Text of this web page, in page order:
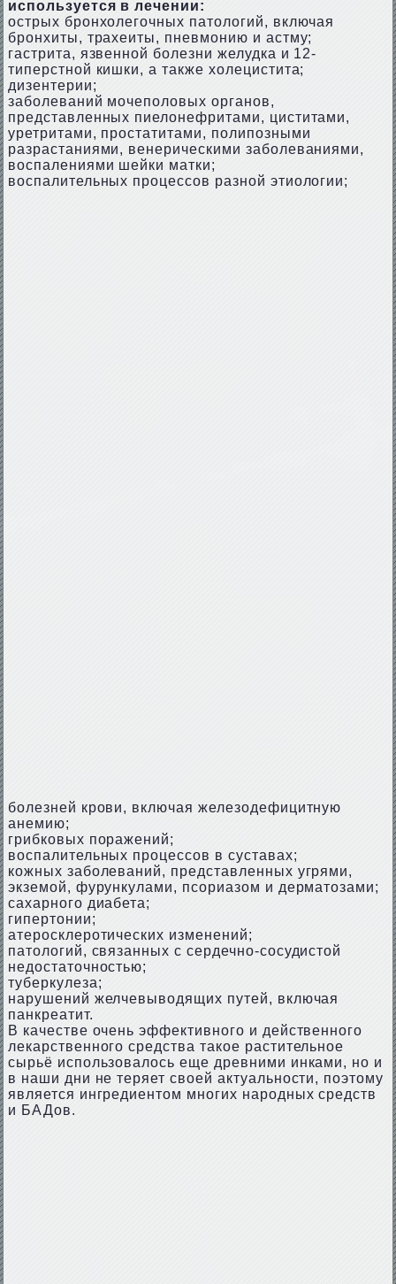
используется в лечении:
острых бронхолегочных патологий, включая
бронхиты, трахеиты, пневмонию и астму;
гастрита, язвенной болезни желудка и 12-
типерстной кишки, а также холецистита;
дизентерии;
заболеваний мочеполовых органов,
представленных пиелонефритами, циститами,
уретритами, простатитами, полипозными
разрастаниями, венерическими заболеваниями,
воспалениями шейки матки;
воспалительных процессов разной этиологии;
болезней крови, включая железодефицитную
анемию;
грибковых поражений;
воспалительных процессов в суставах;
кожных заболеваний, представленных угрями,
экземой, фурункулами, псориазом и дерматозами;
сахарного диабета;
гипертонии;
атеросклеротических изменений;
патологий, связанных с сердечно-сосудистой
недостаточностью;
туберкулеза;
нарушений желчевыводящих путей, включая
панкреатит.
В качестве очень эффективного и действенного
лекарственного средства такое растительное
сырьё использовалось еще древними инками, но и
в наши дни не теряет своей актуальности, поэтому
является ингредиентом многих народных средств
и БАДов.